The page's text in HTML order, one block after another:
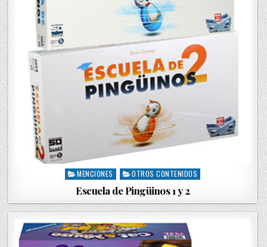
P
t
e
d
MENCIONES OTROS CONTENIDOS
Escuela de Pingüinos 1 y 2